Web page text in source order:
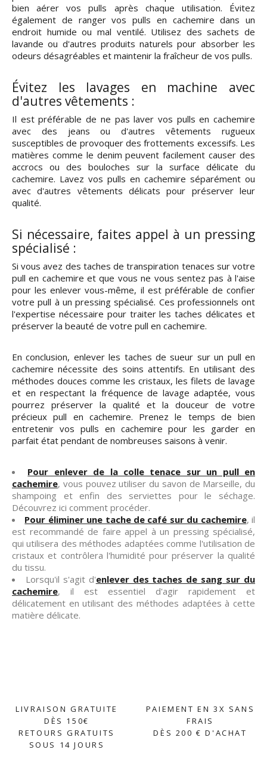
bien aérer vos pulls après chaque utilisation. Évitez
également de ranger vos pulls en cachemire dans un
endroit humide ou mal ventilé. Utilisez des sachets de
lavande ou d'autres produits naturels pour absorber les
odeurs désagréables et maintenir la fraîcheur de vos pulls.
Évitez les lavages en machine avec
d'autres vêtements :
Il est préférable de ne pas laver vos pulls en cachemire
avec des jeans ou d'autres vêtements rugueux
susceptibles de provoquer des frottements excessifs. Les
matières comme le denim peuvent facilement causer des
accrocs ou des bouloches sur la surface délicate du
cachemire. Lavez vos pulls en cachemire séparément ou
avec d'autres vêtements délicats pour préserver leur
qualité.
Si nécessaire, faites appel à un pressing
spécialisé :
Si vous avez des taches de transpiration tenaces sur votre
pull en cachemire et que vous ne vous sentez pas à l'aise
pour les enlever vous-même, il est préférable de confier
votre pull à un pressing spécialisé. Ces professionnels ont
l'expertise nécessaire pour traiter les taches délicates et
préserver la beauté de votre pull en cachemire.
En conclusion, enlever les taches de sueur sur un pull en
cachemire nécessite des soins attentifs. En utilisant des
méthodes douces comme les cristaux, les filets de lavage
et en respectant la fréquence de lavage adaptée, vous
pourrez préserver la qualité et la douceur de votre
précieux pull en cachemire. Prenez le temps de bien
entretenir vos pulls en cachemire pour les garder en
parfait état pendant de nombreuses saisons à venir.
Pour enlever de la colle tenace sur un pull en
cachemire, vous pouvez utiliser du savon de Marseille, du
shampoing et enfin des serviettes pour le séchage.
Découvrez ici comment procéder.
Pour éliminer une tache de café sur du cachemire, il
est recommandé de faire appel à un pressing spécialisé,
qui utilisera des méthodes adaptées comme l'utilisation de
cristaux et contrôlera l'humidité pour préserver la qualité
du tissu.
Lorsqu'il s'agit d'enlever des taches de sang sur du
cachemire, il est essentiel d'agir rapidement et
délicatement en utilisant des méthodes adaptées à cette
matière délicate.
LIVRAISON GRATUITE
DÈS 150€
RETOURS GRATUITS
SOUS 14 JOURS
PAIEMENT EN 3X SANS
FRAIS
DÈS 200 € D'ACHAT